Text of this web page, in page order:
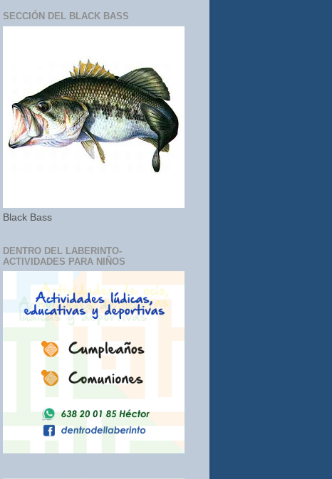
SECCIÓN DEL BLACK BASS
Black Bass
DENTRO DEL LABERINTO-
ACTIVIDADES PARA NIÑOS